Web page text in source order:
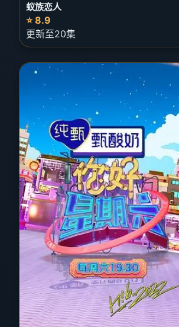
蚁族恋人
⭐ 8.9
更新至20集